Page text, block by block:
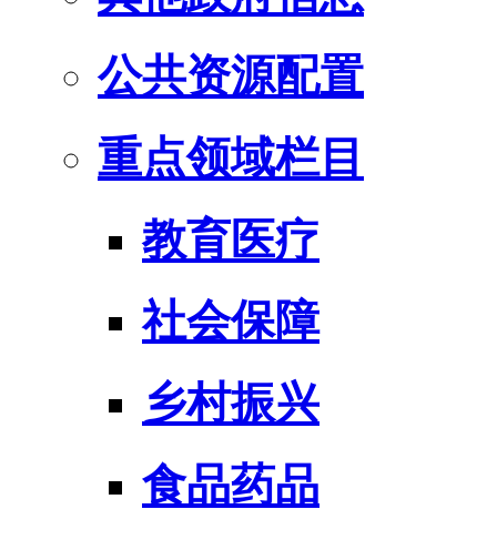
公共资源配置
重点领域栏目
教育医疗
社会保障
乡村振兴
食品药品